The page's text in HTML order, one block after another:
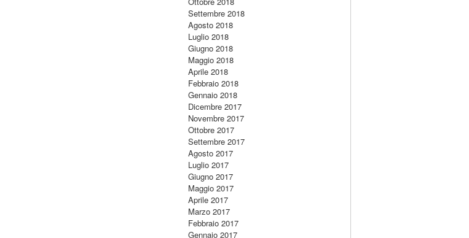
Settembre 2018
Agosto 2018
Luglio 2018
Giugno 2018
Maggio 2018
Aprile 2018
Febbraio 2018
Gennaio 2018
Dicembre 2017
Novembre 2017
Ottobre 2017
Settembre 2017
Agosto 2017
Luglio 2017
Giugno 2017
Maggio 2017
Aprile 2017
Marzo 2017
Febbraio 2017
Gennaio 2017